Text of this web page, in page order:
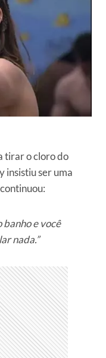
tirar o cloro do
insistiu ser uma
banho e você
nada.”